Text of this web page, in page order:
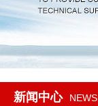
新闻中心 NEWS